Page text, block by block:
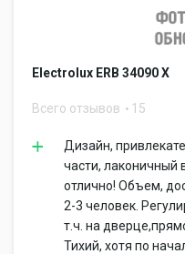
Electrolux ERB 34090 X
Всего отзывов 15
Дизайн,
части,
отлично! Объем,
2-3 человек.
т.ч. на
Тихий, хотя по